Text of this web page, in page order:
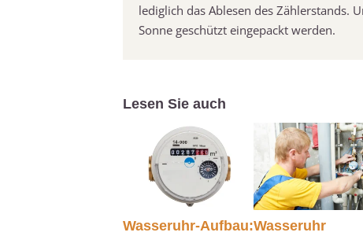
lediglich das Ablesen des Zählerstands.
Sonne geschützt eingepackt werden.
Lesen Sie auch
Wasseruhr-Aufbau:Wasseruhr